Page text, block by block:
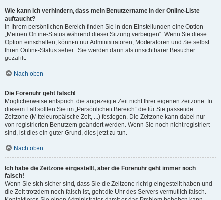
Wie kann ich verhindern, dass mein Benutzername in der Online-Liste
auftaucht?
In Ihrem persönlichen Bereich finden Sie in den Einstellungen eine Option
„Meinen Online-Status während dieser Sitzung verbergen“. Wenn Sie diese
Option einschalten, können nur Administratoren, Moderatoren und Sie selbst
Ihren Online-Status sehen. Sie werden dann als unsichtbarer Besucher
gezählt.
Nach oben
Die Forenuhr geht falsch!
Möglicherweise entspricht die angezeigte Zeit nicht Ihrer eigenen Zeitzone. In
diesem Fall sollten Sie im „Persönlichen Bereich“ die für Sie passende
Zeitzone (Mitteleuropäische Zeit, ...) festlegen. Die Zeitzone kann dabei nur
von registrierten Benutzern geändert werden. Wenn Sie noch nicht registriert
sind, ist dies ein guter Grund, dies jetzt zu tun.
Nach oben
Ich habe die Zeitzone eingestellt, aber die Forenuhr geht immer noch
falsch!
Wenn Sie sich sicher sind, dass Sie die Zeitzone richtig eingestellt haben und
die Zeit trotzdem noch falsch ist, geht die Uhr des Servers vermutlich falsch.